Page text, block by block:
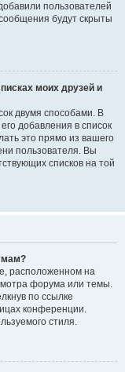
пользователей
будут скрыты
моих друзей и
двумя способами. В
добавления в список
это прямо из вашего
пользователя. Вы
списков на той
расположенном на
форума или темы.
по ссылке
конференции.
стиля.